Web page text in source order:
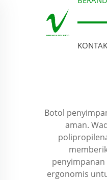
KONTAK
Botol
aman.
ergonomis